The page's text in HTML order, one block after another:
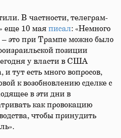
В частности, телеграм-
еще 10 мая писал: «Немного
– это при Трампе можно было
позиции
у власти в США
тут есть много вопросов,
к возобновлению сделке с
в эти дни в
как провокацию
чтобы принудить